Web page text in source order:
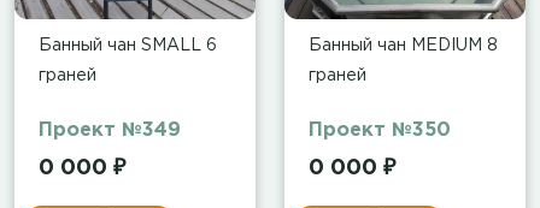
Банный чан SMALL 6
граней
Проект №349
0 000 ₽
Банный чан MEDIUM 8
граней
Проект №350
0 000 ₽